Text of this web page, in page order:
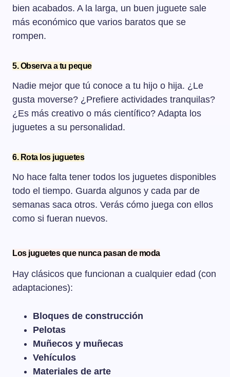
bien acabados. A la larga, un buen juguete sale
más económico que varios baratos que se
rompen.
5. Observa a tu peque
Nadie mejor que tú conoce a tu hijo o hija. ¿Le
gusta moverse? ¿Prefiere actividades tranquilas?
¿Es más creativo o más científico? Adapta los
juguetes a su personalidad.
6. Rota los juguetes
No hace falta tener todos los juguetes disponibles
todo el tiempo. Guarda algunos y cada par de
semanas saca otros. Verás cómo juega con ellos
como si fueran nuevos.
Los juguetes que nunca pasan de moda
Hay clásicos que funcionan a cualquier edad (con
adaptaciones):
Bloques de construcción
Pelotas
Muñecos y muñecas
Vehículos
Materiales de arte